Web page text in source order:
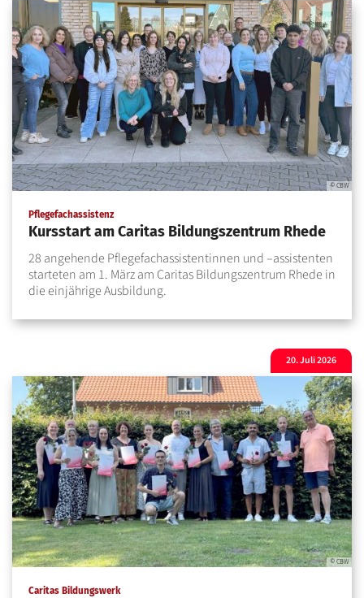
© CBW
Pflegefachassistenz:
Kursstart am Caritas Bildungszentrum Rhede
28 angehende Pflegefachassistentinnen und –assistenten
starteten am 1. März am Caritas Bildungszentrum Rhede in
die einjährige Ausbildung.
© CBW
Caritas Bildungswerk:
20. Juli 2026